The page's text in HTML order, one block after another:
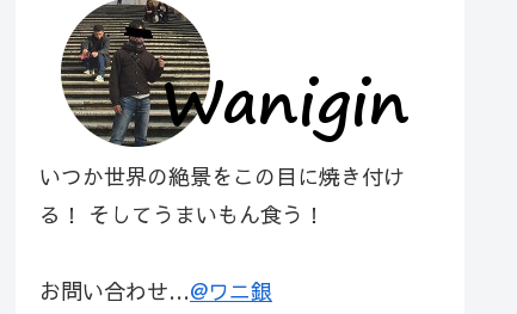
いつか世界の絶景をこの目に焼き付け
る！ そしてうまいもん食う！
お問い合わせ…@ワニ銀